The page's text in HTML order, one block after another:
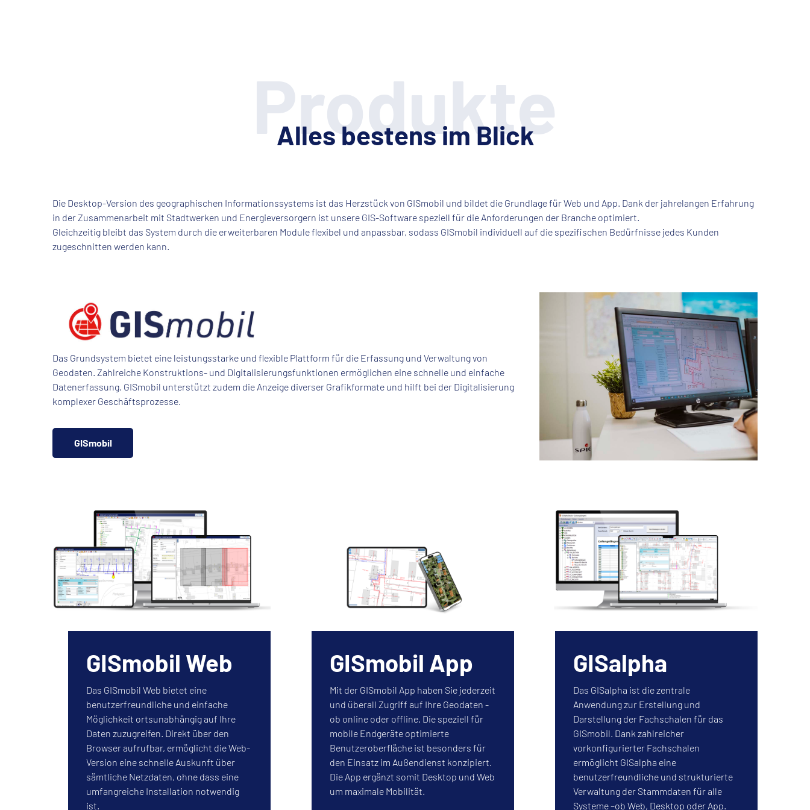
Produkte
Alles bestens im Blick
Die Desktop-Version des geographischen Informationssystems ist das Herzstück von GISmobil und bildet die Grundlage für Web und App. Dank der jahrelangen Erfahrung
in der Zusammenarbeit mit Stadtwerken und Energieversorgern ist unsere GIS-Software speziell für die Anforderungen der Branche optimiert.
Gleichzeitig bleibt das System durch die erweiterbaren Module flexibel und anpassbar, sodass GISmobil individuell auf die spezifischen Bedürfnisse jedes Kunden
zugeschnitten werden kann.
Das Grundsystem bietet eine leistungsstarke und flexible Plattform für die Erfassung und Verwaltung von
Geodaten. Zahlreiche Konstruktions- und Digitalisierungsfunktionen ermöglichen eine schnelle und einfache
Datenerfassung. GISmobil unterstützt zudem die Anzeige diverser Grafikformate und hilft bei der Digitalisierung
komplexer Geschäftsprozesse.
GISmobil
GISmobil Web
Das GISmobil Web bietet eine
benutzerfreundliche und einfache
Möglichkeit ortsunabhängig auf Ihre
Daten zuzugreifen. Direkt über den
Browser aufrufbar, ermöglicht die Web-
Version eine schnelle Auskunft über
sämtliche Netzdaten, ohne dass eine
umfangreiche Installation notwendig
ist.
GISmobil App
Mit der GISmobil App haben Sie jederzeit
und überall Zugriff auf Ihre Geodaten -
ob online oder offline. Die speziell für
mobile Endgeräte optimierte
Benutzeroberfläche ist besonders für
den Einsatz im Außendienst konzipiert.
Die App ergänzt somit Desktop und Web
um maximale Mobilität.
GISalpha
Das GISalpha ist die zentrale
Anwendung zur Erstellung und
Darstellung der Fachschalen für das
GISmobil. Dank zahlreicher
vorkonfigurierter Fachschalen
ermöglicht GISalpha eine
benutzerfreundliche und strukturierte
Verwaltung der Stammdaten für alle
Systeme –ob Web, Desktop oder App.